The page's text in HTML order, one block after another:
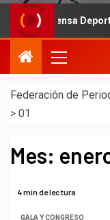
Prensa Deportiva de
Federación de
> 01
Mes:
4 min de lectura
GALA Y CONGRESO